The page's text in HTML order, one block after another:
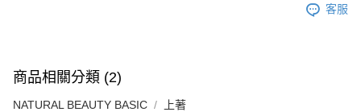
客服
商品相關分類 (2)
NATURAL BEAUTY BASIC 上著